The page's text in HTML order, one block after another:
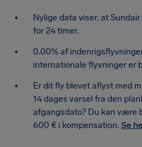
Nylige data viser, at
for 24 timer.
0.00% af
internationale flyvninger er
Er dit fly blevet aflyst med
14 dages varsel fra den
afgangsdato? Du kan være
600 € i kompensation. Se